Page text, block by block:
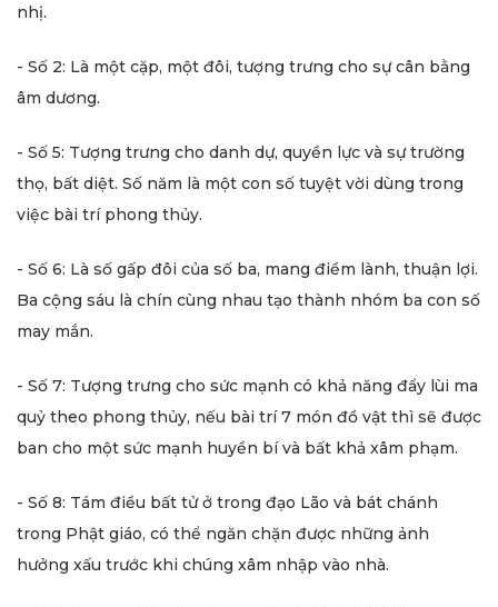
nhị.
- Số 2: Là một cặp, một đôi, tượng trưng cho sự cân bằng
âm dương.
- Số 5: Tượng trưng cho danh dự, quyền lực và sự trường
thọ, bất diệt. Số năm là một con số tuyệt vời dùng trong
việc bài trí phong thủy.
- Số 6: Là số gấp đôi của số ba, mang điềm lành, thuận lợi.
Ba cộng sáu là chín cùng nhau tạo thành nhóm ba con số
may mắn.
- Số 7: Tượng trưng cho sức mạnh có khả năng đẩy lùi ma
quỷ theo phong thủy, nếu bài trí 7 món đồ vật thì sẽ được
ban cho một sức mạnh huyền bí và bất khả xâm phạm.
- Số 8: Tám điều bất tử ở trong đạo Lão và bát chánh
trong Phật giáo, có thể ngăn chặn được những ảnh
hưởng xấu trước khi chúng xâm nhập vào nhà.